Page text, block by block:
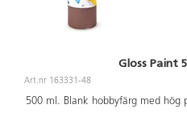
Gloss Paint
Art.nr 163331-48
500 ml. Blank hobbyfärg med hög